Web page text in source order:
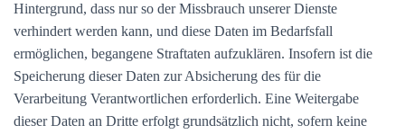
Hintergrund, dass nur so der Missbrauch unserer Dienste
verhindert werden kann, und diese Daten im Bedarfsfall
ermöglichen, begangene Straftaten aufzuklären. Insofern ist die
Speicherung dieser Daten zur Absicherung des für die
Verarbeitung Verantwortlichen erforderlich. Eine Weitergabe
dieser Daten an Dritte erfolgt grundsätzlich nicht, sofern keine